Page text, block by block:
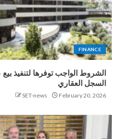
FINANCE
الشروط الواجب توفرها لتنفيذ
السجل العقاري
February 20, 2026
SET-news